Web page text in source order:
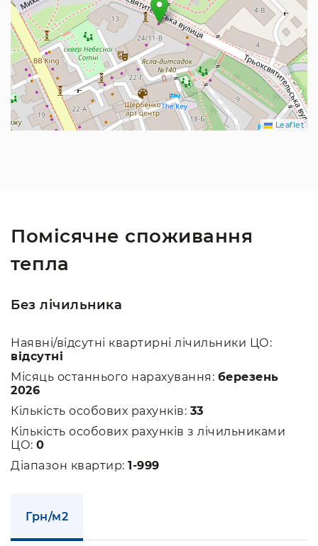
Leaflet
Помісячне споживання
тепла
Без лічильника
Наявні/відсутні квартирні лічильники ЦО:
відсутні
Місяць останнього нарахування: березень
2026
Кількість особових рахунків: 33
Кількість особових рахунків з лічильниками
ЦО: 0
Діапазон квартир: 1-999
Грн/м2